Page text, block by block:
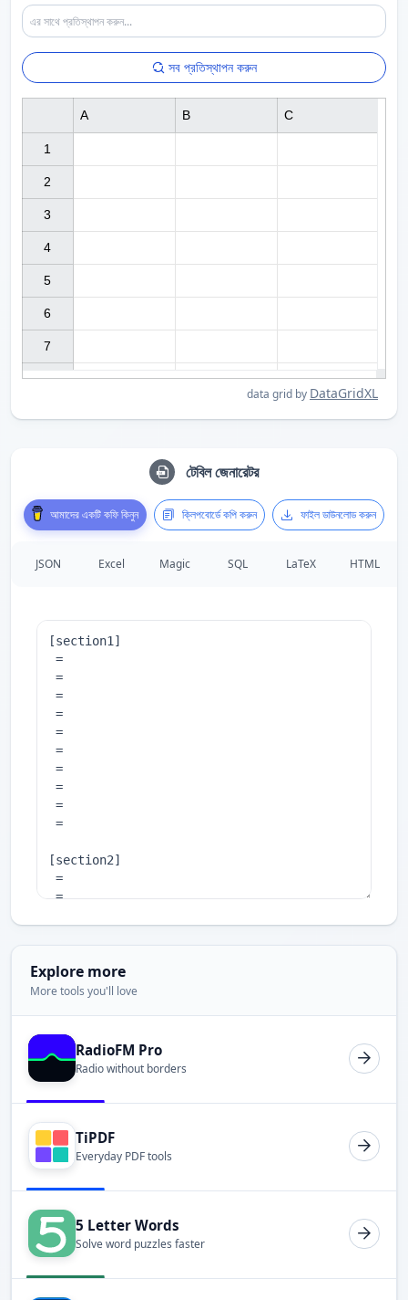
সব প্রতিস্থাপন করুন
data grid by DataGridXL
1
2
3
4
5
6
7
A B C
টেবিল জেনারেটর
আমাদের একটি কফি কিনুন ক্লিপবোর্ডে কপি করুন ফাইল ডাউনলোড করুন
JSON Excel Magic SQL LaTeX HTML
Explore more
More tools you'll love
RadioFM Pro
Radio without borders
TiPDF
Everyday PDF tools
5 Letter Words
Solve word puzzles faster